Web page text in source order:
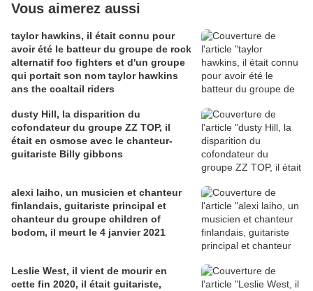
Vous aimerez aussi
taylor hawkins, il était connu pour
avoir été le batteur du groupe de rock
alternatif foo fighters et d'un groupe
qui portait son nom taylor hawkins
ans the coaltail riders
dusty Hill, la disparition du
cofondateur du groupe ZZ TOP, il
était en osmose avec le chanteur-
guitariste Billy gibbons
alexi laiho, un musicien et chanteur
finlandais, guitariste principal et
chanteur du groupe children of
bodom, il meurt le 4 janvier 2021
Leslie West, il vient de mourir en
cette fin 2020, il était guitariste,